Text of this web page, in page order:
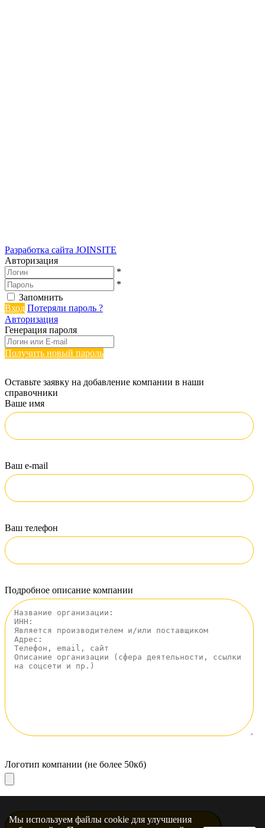
Разработка сайта JOINSITE
Мы используем файлы cookie для улучшения
Авторизация
*
*
Запомнить
Вход Потеряли пароль ?
Авторизация
Генерация пароля
Получить новый пароль
Оставьте заявку на добавление компании в наши
справочники
Ваше имя
Ваш e-mail
Ваш телефон
Подробное описание компании
Логотип компании (не более 50кб)